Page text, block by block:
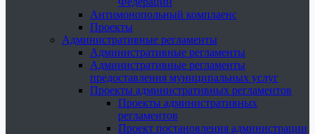
Антимонопольный комплаенс
Проекты
Административные регламенты
Административные регламенты
Административные регламенты
предоставления муниципальных услуг
Проекты административных регламентов
Проекты административных
регламентов
Проект постановления администрации